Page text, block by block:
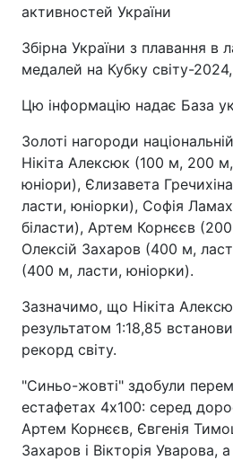
активностей України
Збірна України з плавання в
медалей на Кубку світу-2024,
Цю інформацію надає База
Золоті нагороди
Нікіта Алексюк (100 м, 200
юніори), Єлизавета
ласти, юніорки), Софія
біласти), Артем Корнєєв
Олексій Захаров (400 м,
(400 м, ласти, юніорки).
Зазначимо, що Нікіта
результатом 1:18,85
рекорд світу.
"Синьо-жовті" здобули
естафетах 4х100: серед
Артем Корнєєв, Євгенія
Захаров і Вікторія Уварова,